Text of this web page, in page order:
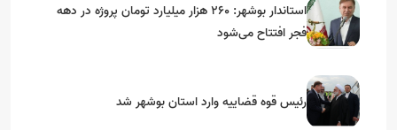
استاندار بوشهر: ۲۶۰ هزار میلیارد تومان پروژه در دهه
فجر افتتاح می‌شود
رئیس قوه قضاییه وارد استان بوشهر شد